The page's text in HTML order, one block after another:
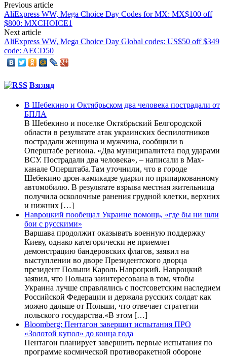
Previous article
AliExpress WW, Mega Choice Day Codes for MX: MX$100 off
$800: MXCHOICE1
Next article
AliExpress WW, Mega Choice Day Global codes: US$50 off $349
code: AECD50
Взгляд
В Шебекино и Октябрьском два человека пострадали от
БПЛА
В Шебекино и поселке Октябрьский Белгородской
области в результате атак украинских беспилотников
пострадали женщина и мужчина, сообщили в
Оперштабе региона. «Два муниципалитета под ударами
ВСУ. Пострадали два человека», – написали в Max-
канале Оперштаба.Там уточнили, что в городе
Шебекино дрон-камикадзе ударил по припаркованному
автомобилю. В результате взрыва местная жительница
получила осколочные ранения грудной клетки, верхних
и нижних […]
Навроцкий пообещал Украине помощь, «где бы ни шли
бои с русскими»
Варшава продолжит оказывать военную поддержку
Киеву, однако категорически не приемлет
демонстрацию бандеровских флагов, заявил на
выступлении во дворе Президентского дворца
президент Польши Кароль Навроцкий. Навроцкий
заявил, что Польша заинтересована в том, чтобы
Украина лучше справлялись с постсоветским наследием
Российской Федерации и держала русских солдат как
можно дальше от Польши, что отвечает стратегии
польского государства.«В этом […]
Bloomberg: Пентагон завершит испытания ПРО
«Золотой купол» до конца года
Пентагон планирует завершить первые испытания по
программе космической противоракетной обороне